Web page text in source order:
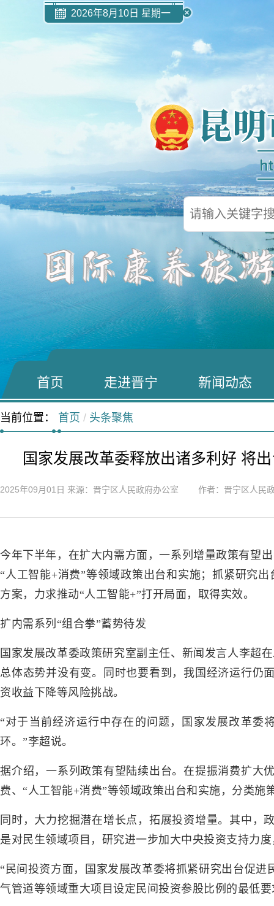
2026年8月10日 星期一
首页 走进晋宁 新闻动态
当前位置： 首页 / 头条聚焦
国家发展改革委释放出诸多利好 将
2025年09月01日 来源：晋宁区人民政府办公室 作者：晋宁区人民
今年下半年，在扩大内需方面，一系列增量政策有望
“人工智能+消费”等领域政策出台和实施；抓紧研究
方案，力求推动“人工智能+”打开局面，取得实效。
扩内需系列“组合拳”蓄势待发
国家发展改革委政策研究室副主任、新闻发言人李超
总体态势并没有变。同时也要看到，我国经济运行仍
资收益下降等风险挑战。
“对于当前经济运行中存在的问题，国家发展改革委
环。”李超说。
据介绍，一系列政策有望陆续出台。在提振消费扩大
费、“人工智能+消费”等领域政策出台和实施，分类施
同时，大力挖掘潜在增长点，拓展投资增量。其中，
是对民生领域项目，研究进一步加大中央投资支持力
“民间投资方面，国家发展改革委将抓紧研究出台促
气管道等领域重大项目设定民间投资参股比例的最低